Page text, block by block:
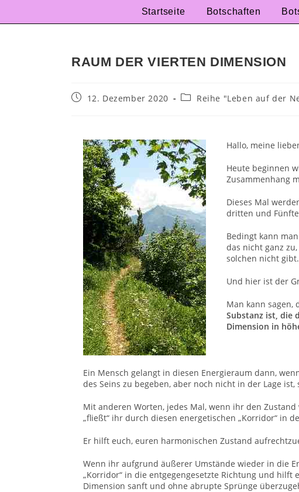
Startseite Botschaften
RAUM DER VIERTEN DIMENSION
12. Dezember 2020 Reihe "Leben auf der
Hallo, meine
Heute beginnen
Zusammenhang
Dieses Mal
dritten und
Bedingt kann
das nicht ganz
solchen nicht gibt.
Und hier ist der
Man kann sagen,
Substanz ist, die
Dimension in
Ein Mensch gelangt in diesen Energieraum dann,
des Seins zu begeben, aber noch nicht in der Lage
Mit anderen Worten, jedes Mal, wenn ihr den
„fließt“ ihr durch diesen energetischen „Korridor“ in
Er hilft euch, euren harmonischen Zustand
Wenn ihr aufgrund äußerer Umstände wieder in die
„Korridor“ in die entgegengesetzte Richtung und
Dimension sanft und ohne abrupte Sprünge